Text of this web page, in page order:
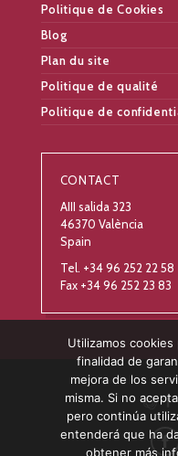
Politique de Cookies
Blog
Plan du site
Politique de qualité
Politique de
CONTACT
AIII salida 323
46370 València
Spain
Tel. +34 96 252 22 58
Fax +34 96 252 23 83
Utilizamos
finalidad de
mejora de los
misma. Si no
pero continúa
entenderá que ha
obtener más